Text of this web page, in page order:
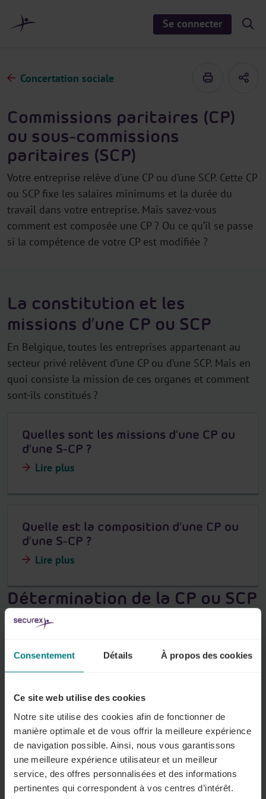
Consentement Détails À propos des cookies
Ce site web utilise des cookies
Notre site utilise des cookies afin de fonctionner de
manière optimale et de vous offrir la meilleure expérience
de navigation possible. Ainsi, nous vous garantissons
une meilleure expérience utilisateur et un meilleur
service, des offres personnalisées et des informations
pertinentes qui correspondent à vos centres d’intérêt.
Se connecter
S
i
Concertation sociale
Commissions paritaires (CP)
ou sous-commissions
paritaires (SCP)
Votre entreprise relève d'une CP ou d’une SCP. Cette CP
ou SCP fixe les salaires minimums et la durée du
travail dans votre entreprise. Mais savez-vous
comment est composée une CP ? Ou ce qu’il se passe
si la compétence de votre CP est modifiée ?
La constitution et les
missions d’une CP ou SCP
En Belgique, toutes les entreprises appartenant au
secteur privé relèvent d’une CP ou d’une SCP. Mais en
quoi consiste la mission de ces organes et comment
sont-ils constitués ?
Quelles sont les missions d’une CP ou
d’une S-CP ?
Lire plus
Quelle est la composition d’une CP ou
d’une S-CP ?
Lire plus
Détermination de la CP ou SCP
compétente
pour votre entreprise. En effet, celle-ci fixe la durée du
travail au sein de votre organisation ainsi que la
Comment la CP ou S-CP compétente
est-elle déterminée ?
Lire plus